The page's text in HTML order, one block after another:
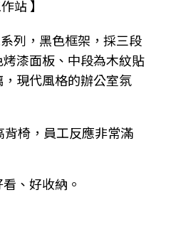
站 】
列，黑色框架，採三段
漆面板、中段為木紋貼
現代風格的辦公室氛
椅，員工反應非常滿
、好收納。